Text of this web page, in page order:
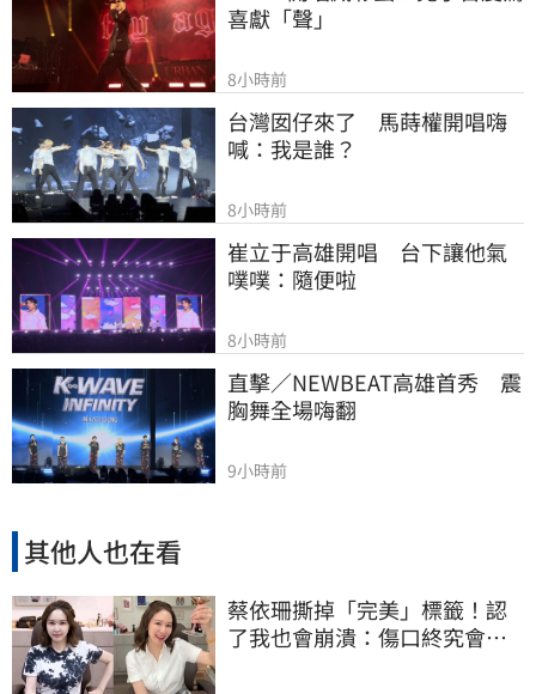
喜獻「聲」
8小時前
台灣囡仔來了　馬蒔權開唱嗨
喊：我是誰？
8小時前
崔立于高雄開唱　台下讓他氣
噗噗：隨便啦
8小時前
直擊／NEWBEAT高雄首秀　震
胸舞全場嗨翻
9小時前
其他人也在看
蔡依珊撕掉「完美」標籤！認
了我也會崩潰：傷口終究會癒